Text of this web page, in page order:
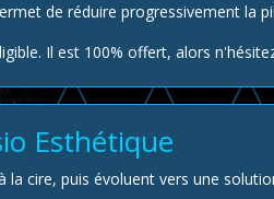
de réduire progressivement la
Il est 100% offert, alors
Esthétique
la cire, puis évoluent vers une